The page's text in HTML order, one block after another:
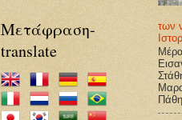
Mετάφραση-
translate
των